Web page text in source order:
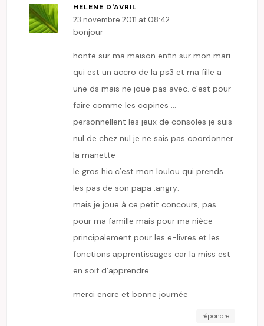
HELENE D'AVRIL
23 novembre 2011 at 08:42
bonjour
honte sur ma maison enfin sur mon mari
qui est un accro de la ps3 et ma fille a
une ds mais ne joue pas avec. c’est pour
faire comme les copines …
personnellent les jeux de consoles je suis
nul de chez nul je ne sais pas coordonner
la manette
le gros hic c’est mon loulou qui prends
les pas de son papa :angry:
mais je joue à ce petit concours, pas
pour ma famille mais pour ma nièce
principalement pour les e-livres et les
fonctions apprentissages car la miss est
en soif d’apprendre .
merci encre et bonne journée
répondre